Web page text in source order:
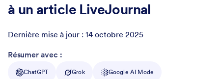
à un article LiveJournal
Dernière mise à jour : 14 octobre 2025
Post ID
Résumer avec :
ChatGPT Grok Google AI Mode